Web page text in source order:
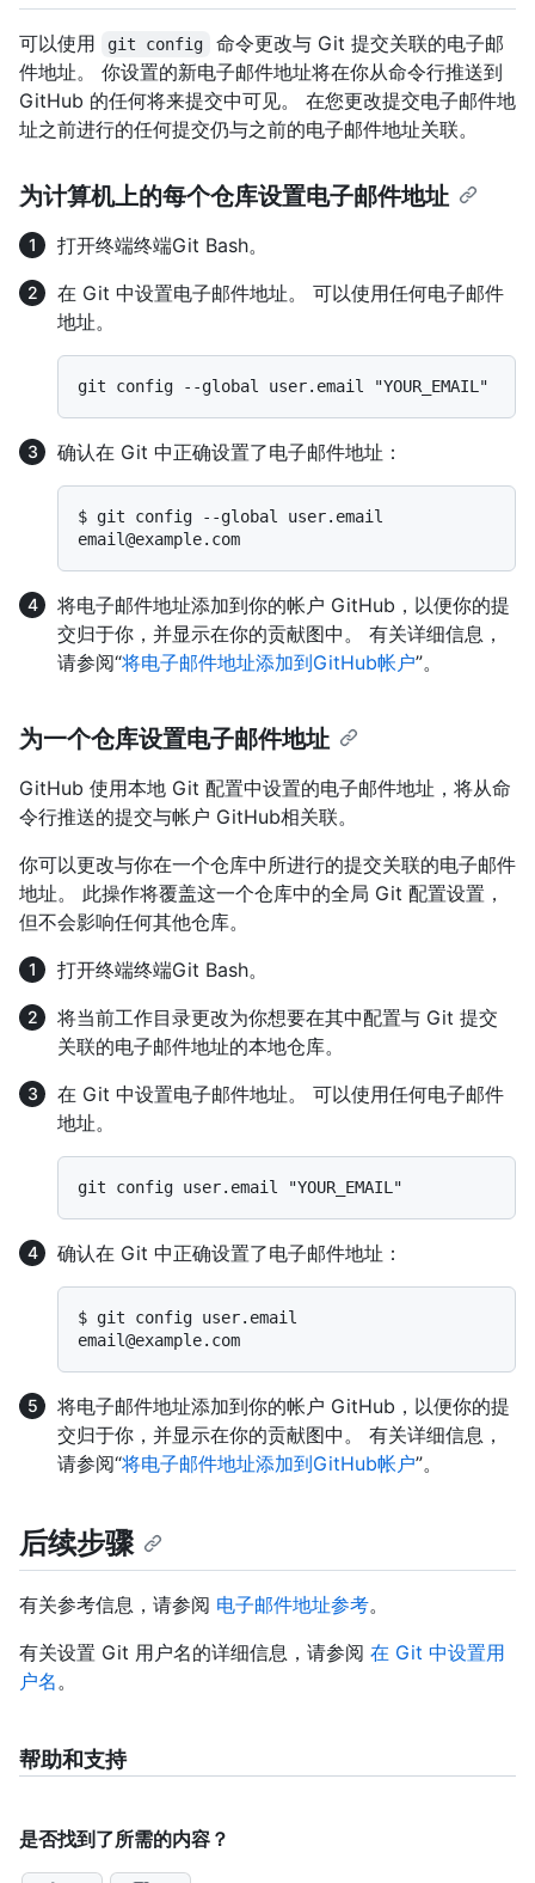
可以使用 git config
命令更改与 Git 提交关联的电子邮
件地址。 你设置的新电子邮件地址将在你从命令行推送到
GitHub 的任何将来提交中可见。 在您更改提交电子邮件地
址之前进行的任何提交仍与之前的电子邮件地址关联。
为计算机上的每个仓库设置电子邮件地址
打开终端终端Git Bash。
在 Git 中设置电子邮件地址。 可以使用任何电子邮件
地址。
确认在 Git 中正确设置了电子邮件地址：
$ git config --global user.email
将电子邮件地址添加到你的帐户 GitHub，以便你的提
交归于你，并显示在你的贡献图中。 有关详细信息，
请参阅“将电子邮件地址添加到GitHub帐户”。
为一个仓库设置电子邮件地址
GitHub 使用本地 Git 配置中设置的电子邮件地址，将从命
令行推送的提交与帐户 GitHub相关联。
你可以更改与你在一个仓库中所进行的提交关联的电子邮件
地址。 此操作将覆盖这一个仓库中的全局 Git 配置设置，
但不会影响任何其他仓库。
打开终端终端Git Bash。
将当前工作目录更改为你想要在其中配置与 Git 提交
关联的电子邮件地址的本地仓库。
在 Git 中设置电子邮件地址。 可以使用任何电子邮件
地址。
确认在 Git 中正确设置了电子邮件地址：
$ git config user.email
将电子邮件地址添加到你的帐户 GitHub，以便你的提
交归于你，并显示在你的贡献图中。 有关详细信息，
请参阅“将电子邮件地址添加到GitHub帐户”。
后续步骤
有关参考信息，请参阅 电子邮件地址参考。
有关设置 Git 用户名的详细信息，请参阅 在 Git 中设置用
户名。
帮助和支持
是否找到了所需的内容？